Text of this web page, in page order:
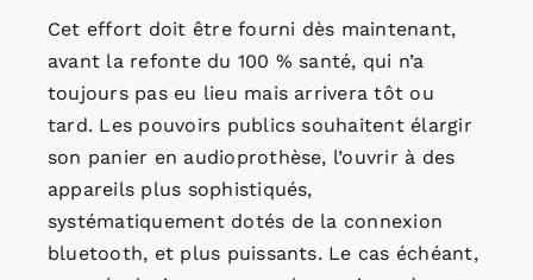
Cet effort doit être fourni dès maintenant,
avant la refonte du 100 % santé, qui n’a
toujours pas eu lieu mais arrivera tôt ou
tard. Les pouvoirs publics souhaitent élargir
son panier en audioprothèse, l’ouvrir à des
appareils plus sophistiqués,
systématiquement dotés de la connexion
bluetooth, et plus puissants. Le cas échéant,